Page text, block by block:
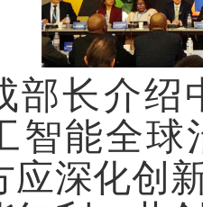
部长介绍
智能全球
应深化创